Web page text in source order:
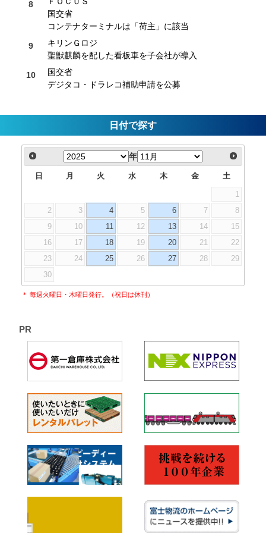
国交省
コンテナターミナルは「荷主」に該当
キリンＧロジ
聖獣麒麟を配した看板車を子会社が導入
国交省
デジタコ・ドラレコ補助申請を公募
日付で探す
年
日 月 火 水 木 金 土
1
2
3 4 5 6 7
8
9
10 11 12 13 14
15
16
17 18 19 20 21
22
23
24 25 26 27 28
29
30
＊ 毎週火曜日・木曜日発行。（祝日は休刊）